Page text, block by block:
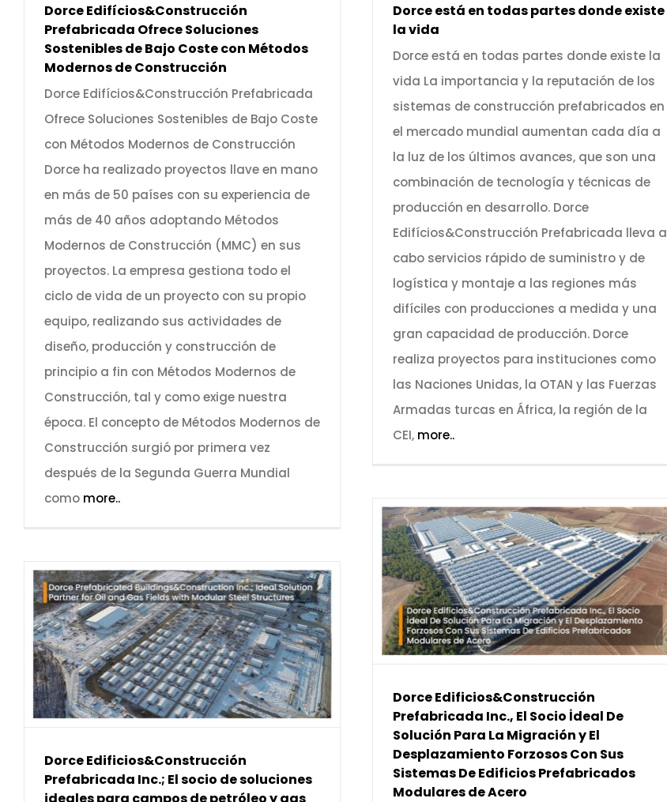
Dorce Edifícios&Construcción
Prefabricada Ofrece Soluciones
Sostenibles de Bajo Coste con Métodos
Modernos de Construcción
Dorce Edifícios&Construcción Prefabricada
Ofrece Soluciones Sostenibles de Bajo Coste
con Métodos Modernos de Construcción
Dorce ha realizado proyectos llave en mano
en más de 50 países con su experiencia de
más de 40 años adoptando Métodos
Modernos de Construcción (MMC) en sus
proyectos. La empresa gestiona todo el
ciclo de vida de un proyecto con su propio
equipo, realizando sus actividades de
diseño, producción y construcción de
principio a fin con Métodos Modernos de
Construcción, tal y como exige nuestra
época. El concepto de Métodos Modernos de
Construcción surgió por primera vez
después de la Segunda Guerra Mundial
como more..
Dorce está en todas partes donde existe
la vida
Dorce está en todas partes donde existe la
vida La importancia y la reputación de los
sistemas de construcción prefabricados en
el mercado mundial aumentan cada día a
la luz de los últimos avances, que son una
combinación de tecnología y técnicas de
producción en desarrollo. Dorce
Edifícios&Construcción Prefabricada lleva a
cabo servicios rápido de suministro y de
logística y montaje a las regiones más
difíciles con producciones a medida y una
gran capacidad de producción. Dorce
realiza proyectos para instituciones como
las Naciones Unidas, la OTAN y las Fuerzas
Armadas turcas en África, la región de la
CEI, more..
Dorce Edificios&Construcción
Prefabricada Inc., El Socio İdeal De
Solución Para La Migración y El
Desplazamiento Forzosos Con Sus
Sistemas De Edificios Prefabricados
Modulares de Acero
Dorce Edificios&Construcción
Prefabricada Inc.; El socio de soluciones
ideales para campos de petróleo y gas